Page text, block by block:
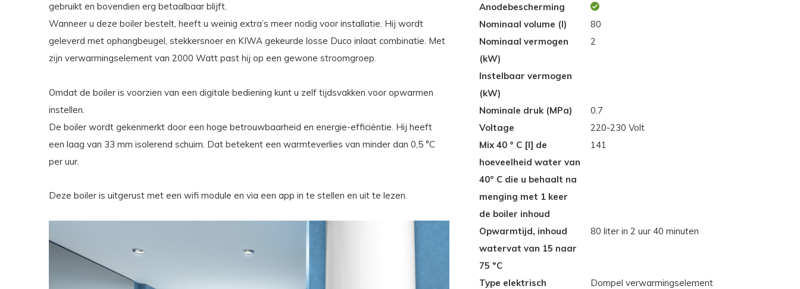
gebruikt en bovendien erg betaalbaar blijft.
Wanneer u deze boiler bestelt, heeft u weinig extra’s meer nodig voor installatie. Hij wordt
geleverd met ophangbeugel, stekkersnoer en KIWA gekeurde losse Duco inlaat combinatie. Met
zijn verwarmingselement van 2000 Watt past hij op een gewone stroomgroep.
Omdat de boiler is voorzien van een digitale bediening kunt u zelf tijdsvakken voor opwarmen
instellen.
De boiler wordt gekenmerkt door een hoge betrouwbaarheid en energie-efficiëntie. Hij heeft
een laag van 33 mm isolerend schuim. Dat betekent een warmteverlies van minder dan 0,5 °C
per uur.
Deze boiler is uitgerust met een wifi module en via een app in te stellen en uit te lezen.
Anodebescherming
Nominaal volume (l)
80
Nominaal vermogen
(kW)
2
Instelbaar vermogen
(kW)
Nominale druk (MPa)
0.7
Voltage
220-230 Volt
Mix 40 ° C [l] de
hoeveelheid water van
40° C die u behaalt na
menging met 1 keer
de boiler inhoud
141
Opwarmtijd, inhoud
watervat van 15 naar
75 ºC
80 liter in 2 uur 40 minuten
Type elektrisch
Dompel verwarmingselement